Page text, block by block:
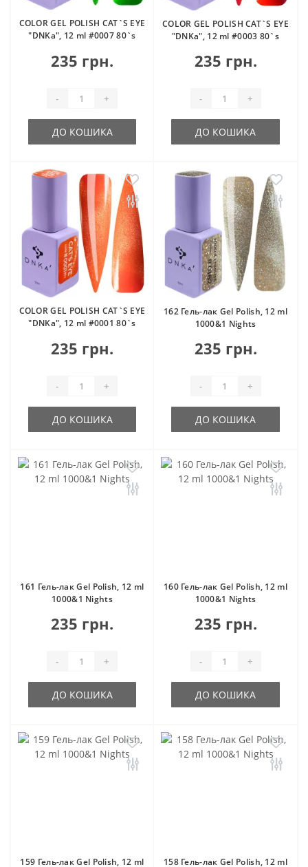
COLOR GEL POLISH CAT`S EYE
"DNKa", 12 ml #0007 80`s
235 грн.
- +
ДО КОШИКА
COLOR GEL POLISH CAT`S EYE
"DNKa", 12 ml #0003 80`s
235 грн.
- +
ДО КОШИКА
COLOR GEL POLISH CAT`S EYE
"DNKa", 12 ml #0001 80`s
235 грн.
- +
ДО КОШИКА
162 Гель-лак Gel Polish, 12 ml
1000&1 Nights
235 грн.
- +
ДО КОШИКА
161 Гель-лак Gel Polish, 12 ml
1000&1 Nights
235 грн.
- +
ДО КОШИКА
160 Гель-лак Gel Polish, 12 ml
1000&1 Nights
235 грн.
- +
ДО КОШИКА
159 Гель-лак Gel Polish, 12 ml 158 Гель-лак Gel Polish, 12 ml